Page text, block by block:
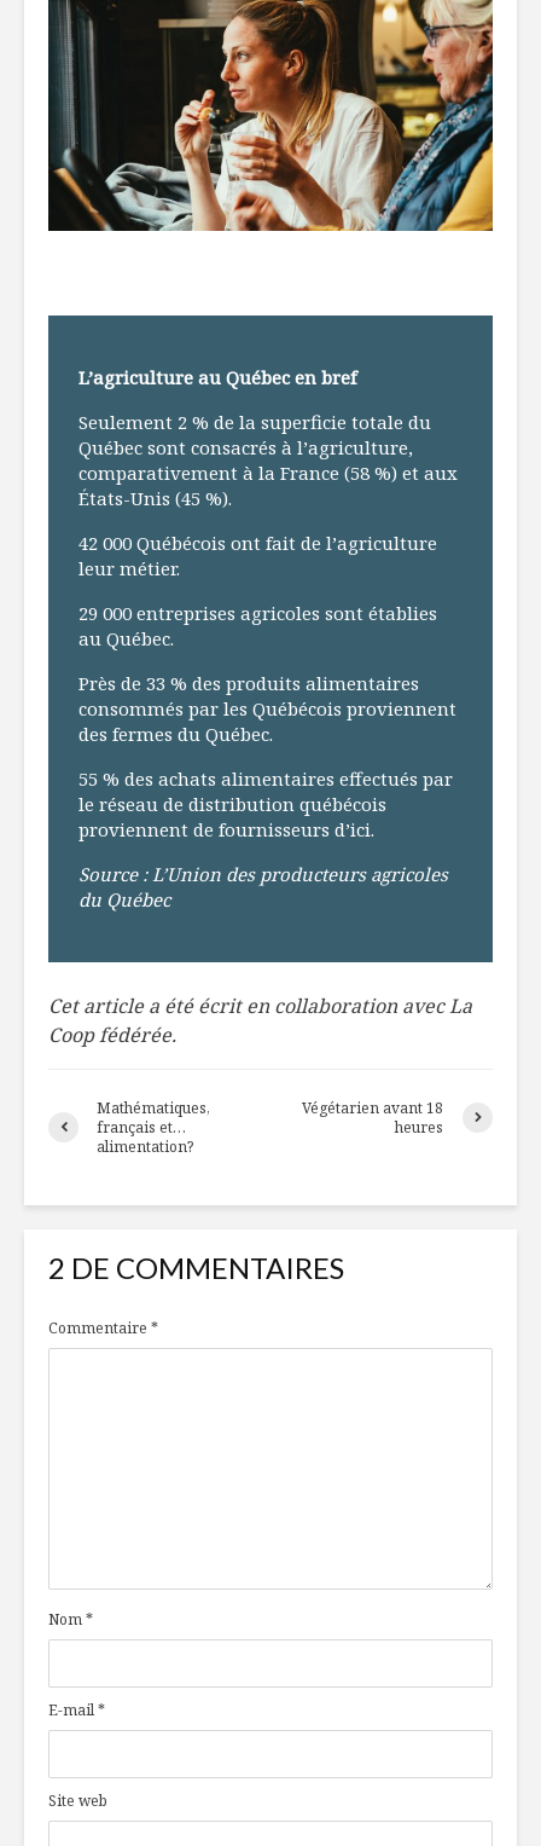
L’agriculture au Québec en bref
Seulement 2 % de la superficie totale du
Québec sont consacrés à l’agriculture,
comparativement à la France (58 %) et aux
États-Unis (45 %).
42 000 Québécois ont fait de l’agriculture
leur métier.
29 000 entreprises agricoles sont établies
au Québec.
Près de 33 % des produits alimentaires
consommés par les Québécois proviennent
des fermes du Québec.
55 % des achats alimentaires effectués par
le réseau de distribution québécois
proviennent de fournisseurs d’ici.
Source : L’Union des producteurs agricoles
du Québec
Cet article a été écrit en collaboration avec La
Coop fédérée.
Mathématiques,
français et…
alimentation?
Végétarien avant 18
heures
2 DE COMMENTAIRES
Commentaire *
Nom*
E-mail*
Site web